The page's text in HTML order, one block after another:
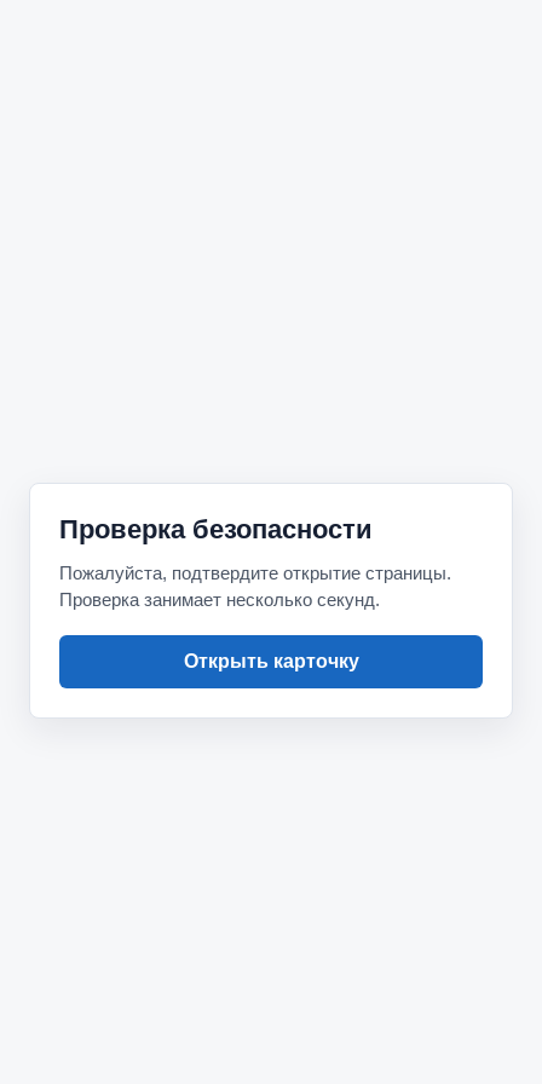
Проверка безопасности
Пожалуйста, подтвердите открытие страницы.
Проверка занимает несколько секунд.
Открыть карточку